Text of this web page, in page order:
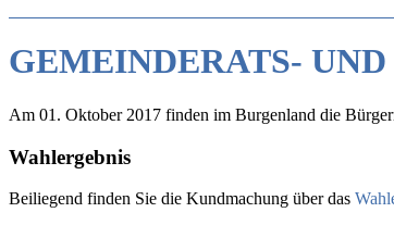
GEMEINDERATS-
Am 01. Oktober 2017 finden im Burgenland die
Wahlergebnis
Beiliegend finden Sie die Kundmachung über das